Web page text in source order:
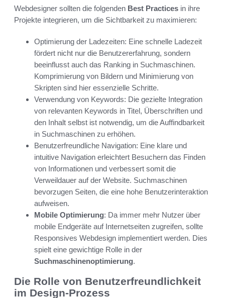
Webdesigner sollten die folgenden Best Practices in ihre
Projekte integrieren, um die Sichtbarkeit zu maximieren:
Optimierung der Ladezeiten: Eine schnelle Ladezeit
fördert nicht nur die Benutzererfahrung, sondern
beeinflusst auch das Ranking in Suchmaschinen.
Komprimierung von Bildern und Minimierung von
Skripten sind hier essenzielle Schritte.
Verwendung von Keywords: Die gezielte Integration
von relevanten Keywords in Titel, Überschriften und
den Inhalt selbst ist notwendig, um die Auffindbarkeit
in Suchmaschinen zu erhöhen.
Benutzerfreundliche Navigation: Eine klare und
intuitive Navigation erleichtert Besuchern das Finden
von Informationen und verbessert somit die
Verweildauer auf der Website. Suchmaschinen
bevorzugen Seiten, die eine hohe Benutzerinteraktion
aufweisen.
Mobile Optimierung: Da immer mehr Nutzer über
mobile Endgeräte auf Internetseiten zugreifen, sollte
Responsives Webdesign implementiert werden. Dies
spielt eine gewichtige Rolle in der
Suchmaschinenoptimierung.
Die Rolle von Benutzerfreundlichkeit
im Design-Prozess